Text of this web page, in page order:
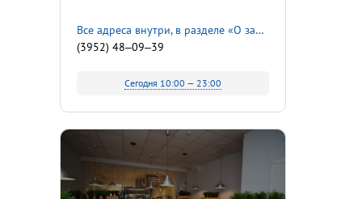
Все адреса внутри, в разделе «О заведении»
(3952) 48‒09‒39
Сегодня 10:00 — 23:00